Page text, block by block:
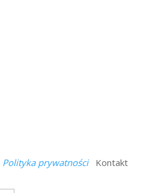
Polityka prywatnościKontakt